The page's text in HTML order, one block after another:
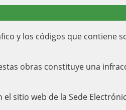
y los códigos que contiene
obras constituye una
sitio web de la Sede